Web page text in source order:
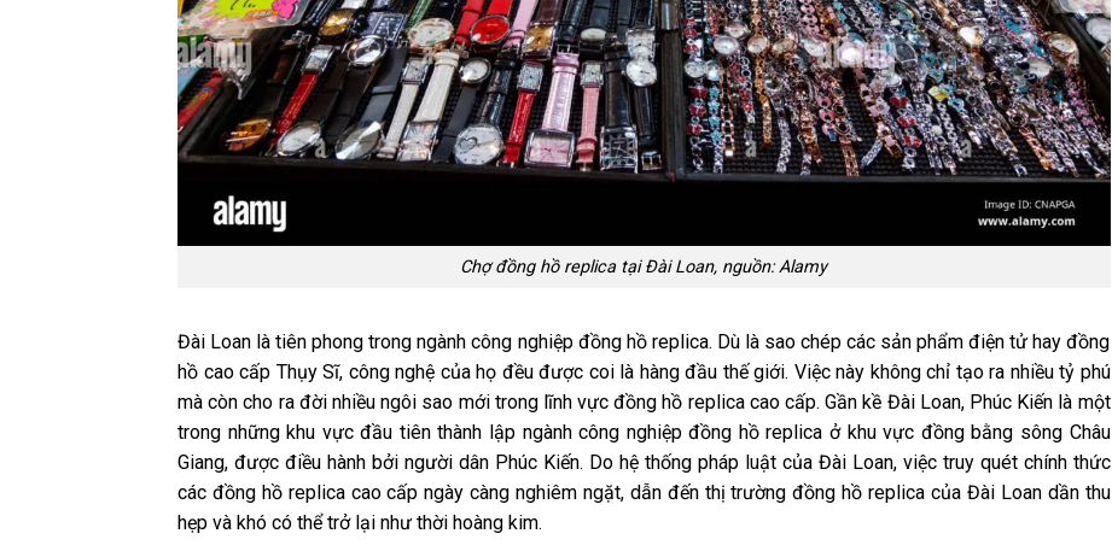
Chợ đồng hồ replica tại Đài Loan, nguồn: Alamy
Đài Loan là tiên phong trong ngành công nghiệp đồng hồ replica. Dù là sao chép các sản phẩm điện tử hay đồng
hồ cao cấp Thụy Sĩ, công nghệ của họ đều được coi là hàng đầu thế giới. Việc này không chỉ tạo ra nhiều tỷ phú
mà còn cho ra đời nhiều ngôi sao mới trong lĩnh vực đồng hồ replica cao cấp. Gần kề Đài Loan, Phúc Kiến là một
trong những khu vực đầu tiên thành lập ngành công nghiệp đồng hồ replica ở khu vực đồng bằng sông Châu
Giang, được điều hành bởi người dân Phúc Kiến. Do hệ thống pháp luật của Đài Loan, việc truy quét chính thức
các đồng hồ replica cao cấp ngày càng nghiêm ngặt, dẫn đến thị trường đồng hồ replica của Đài Loan dần thu
hẹp và khó có thể trở lại như thời hoàng kim.